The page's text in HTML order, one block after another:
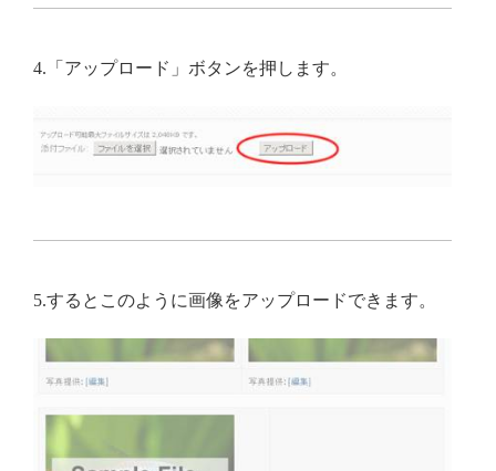
4.「アップロード」ボタンを押します。
5.するとこのように画像をアップロードできます。